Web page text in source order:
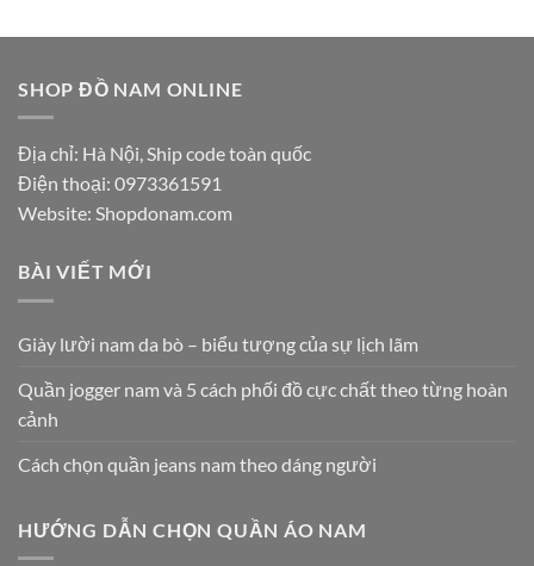
SHOP ĐỒ NAM ONLINE
Địa chỉ: Hà Nội, Ship code toàn quốc
Điện thoại: 0973361591
Website: Shopdonam.com
BÀI VIẾT MỚI
Giày lười nam da bò – biểu tượng của sự lịch lãm
Quần jogger nam và 5 cách phối đồ cực chất theo từng hoàn
cảnh
Cách chọn quần jeans nam theo dáng người
HƯỚNG DẪN CHỌN QUẦN ÁO NAM